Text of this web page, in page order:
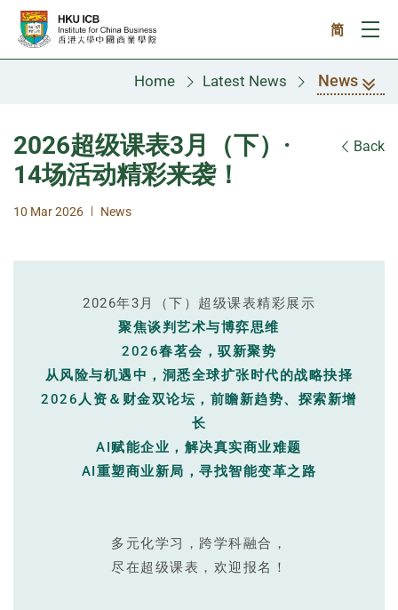
Skip to main content
简
Home Latest News News
2026超级课表3月（下）·
14场活动精彩来袭！
Back
10 Mar 2026 | News
2026年3月（下）超级课表精彩展示
聚焦谈判艺术与博弈思维
2026春茗会，驭新聚势
从风险与机遇中，洞悉全球扩张时代的战略抉择
2026人资＆财金双论坛，前瞻新趋势、探索新增
长
AI赋能企业，解决真实商业难题
AI重塑商业新局，寻找智能变革之路
多元化学习，跨学科融合，
尽在超级课表，欢迎报名！